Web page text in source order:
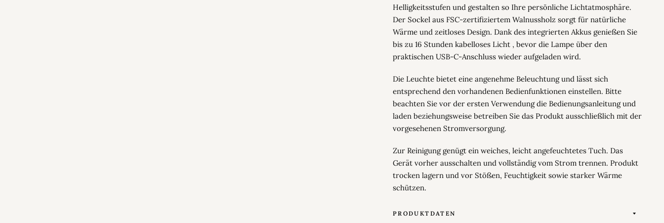
Helligkeitsstufen und gestalten so Ihre persönliche Lichtatmosphäre.
Der Sockel aus FSC-zertifiziertem Walnussholz sorgt für natürliche
Wärme und zeitloses Design. Dank des integrierten Akkus genießen Sie
bis zu 16 Stunden kabelloses Licht , bevor die Lampe über den
praktischen USB-C-Anschluss wieder aufgeladen wird.
Die Leuchte bietet eine angenehme Beleuchtung und lässt sich
entsprechend den vorhandenen Bedienfunktionen einstellen. Bitte
beachten Sie vor der ersten Verwendung die Bedienungsanleitung und
laden beziehungsweise betreiben Sie das Produkt ausschließlich mit der
vorgesehenen Stromversorgung.
Zur Reinigung genügt ein weiches, leicht angefeuchtetes Tuch. Das
Gerät vorher ausschalten und vollständig vom Strom trennen. Produkt
trocken lagern und vor Stößen, Feuchtigkeit sowie starker Wärme
schützen.
PRODUKTDATEN